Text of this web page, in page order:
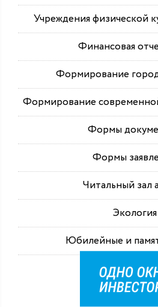
Учреждения физической
Финансовая
Формирование
Формирование
Формы
Формы
Читальный зал
Экология
Юбилейные и